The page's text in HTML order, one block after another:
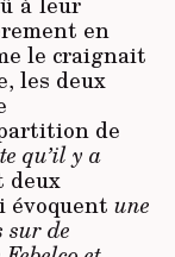
en
le craignait
les deux
de
qu’il y a
deux
évoquent une
sur de